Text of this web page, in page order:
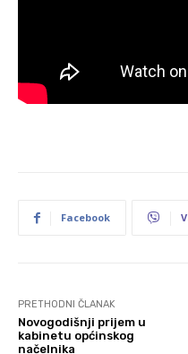
Facebook
PRETHODNI ČLANAK
Novogodišnji prijem u
kabinetu općinskog
načelnika